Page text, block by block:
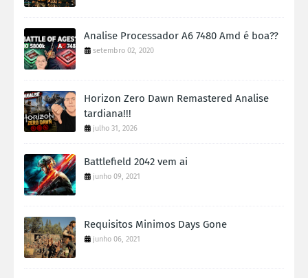
Analise Processador A6 7480 Amd é boa??
setembro 02, 2020
Horizon Zero Dawn Remastered Analise
tardiana!!!
julho 31, 2026
Battlefield 2042 vem ai
junho 09, 2021
Requisitos Minimos Days Gone
junho 06, 2021